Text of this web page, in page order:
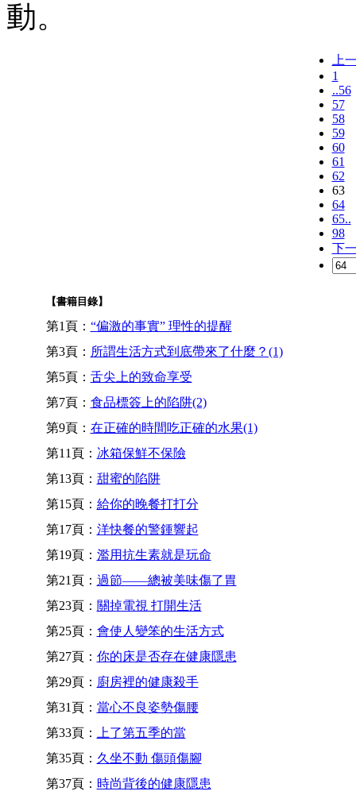
動。
上
1
..56
57
58
59
60
61
62
63
64
65..
98
下
【書籍目錄】
第1頁： “偏激的事實” 理性的提醒
第3頁： 所謂生活方式到底帶來了什麼？(1)
第5頁： 舌尖上的致命享受
第7頁： 食品標簽上的陷阱(2)
第9頁： 在正確的時間吃正確的水果(1)
第11頁： 冰箱保鮮不保險
第13頁： 甜蜜的陷阱
第15頁： 給你的晚餐打打分
第17頁： 洋快餐的警鍾響起
第19頁： 濫用抗生素就是玩命
第21頁： 過節——總被美味傷了胃
第23頁： 關掉電視 打開生活
第25頁： 會使人變笨的生活方式
第27頁： 你的床是否存在健康隱患
第29頁： 廚房裡的健康殺手
第31頁： 當心不良姿勢傷腰
第33頁：
上了第五季的當
第35頁： 久坐不動 傷頭傷腳
第37頁： 時尚背後的健康隱患